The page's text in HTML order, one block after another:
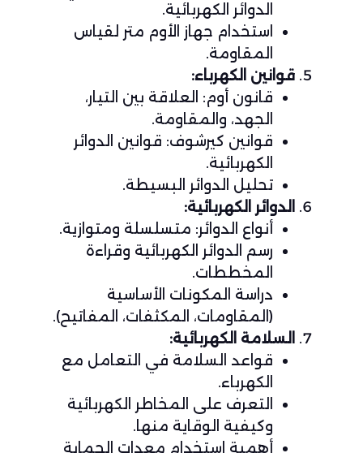
الدوائر الكهربائية.
استخدام جهاز الأوم متر لقياس
المقاومة.
قوانين الكهرباء:
قانون أوم: العلاقة بين التيار،
الجهد، والمقاومة.
قوانين كيرشوف: قوانين الدوائر
الكهربائية.
تحليل الدوائر البسيطة.
الدوائر الكهربائية:
أنواع الدوائر: متسلسلة ومتوازية.
رسم الدوائر الكهربائية وقراءة
المخططات.
دراسة المكونات الأساسية
(المقاومات، المكثفات، المفاتيح).
السلامة الكهربائية:
قواعد السلامة في التعامل مع
الكهرباء.
التعرف على المخاطر الكهربائية
وكيفية الوقاية منها.
أهمية استخدام معدات الحماية